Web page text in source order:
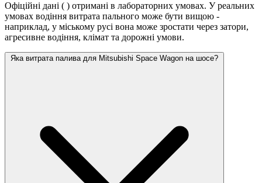
Офіційні дані ( ) отримані в лабораторних умовах. У реальних
умовах водіння витрата пального може бути вищою -
наприклад, у міському русі вона може зростати через затори,
агресивне водіння, клімат та дорожні умови.
Яка витрата палива для Mitsubishi Space Wagon на шосе?